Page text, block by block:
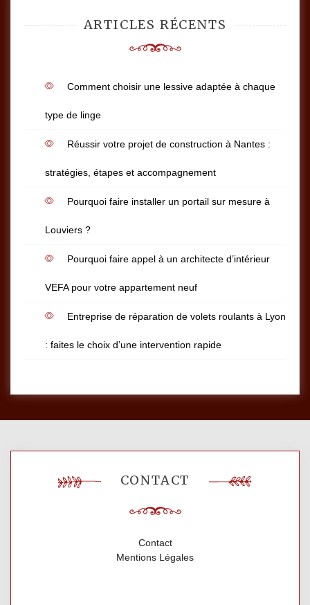
ARTICLES RÉCENTS
Comment choisir une lessive adaptée à chaque
type de linge
Réussir votre projet de construction à Nantes :
stratégies, étapes et accompagnement
Pourquoi faire installer un portail sur mesure à
Louviers ?
Pourquoi faire appel à un architecte d’intérieur
VEFA pour votre appartement neuf
Entreprise de réparation de volets roulants à Lyon
: faites le choix d’une intervention rapide
CONTACT
Contact
Mentions Légales